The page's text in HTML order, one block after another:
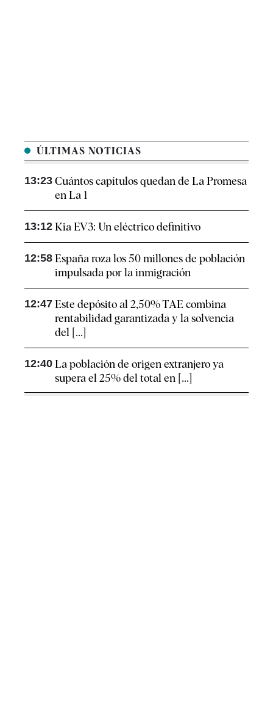
ÚLTIMAS NOTICIAS
13:23 Cuántos capítulos quedan de La Promesa
en La 1
13:12 Kia EV3: Un eléctrico definitivo
12:58 España roza los 50 millones de población
impulsada por la inmigración
12:47 Este depósito al 2,50% TAE combina
rentabilidad garantizada y la solvencia
del [...]
12:40 La población de origen extranjero ya
supera el 25% del total en [...]